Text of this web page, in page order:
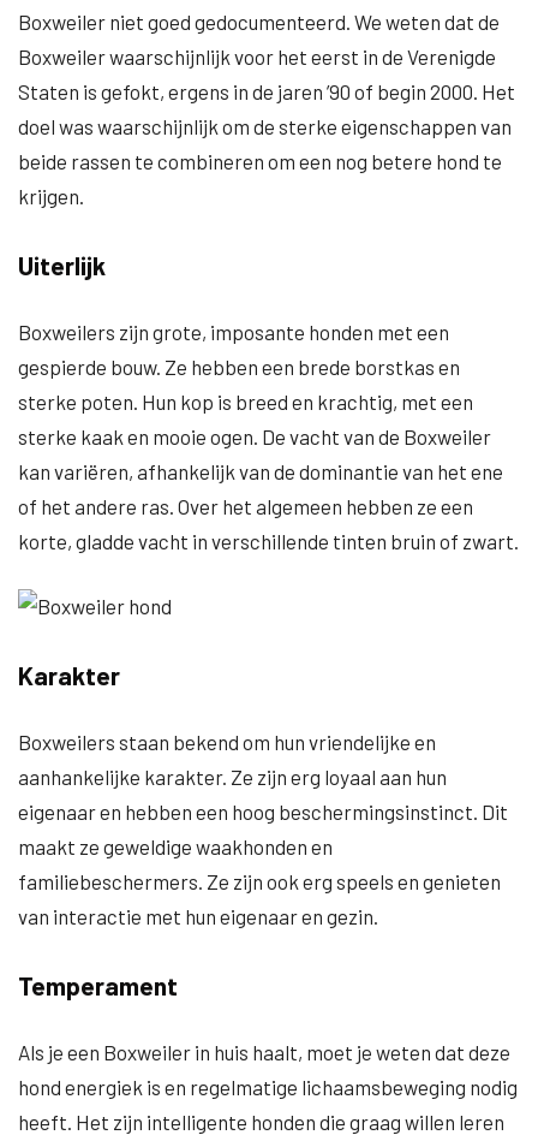
Boxweiler niet goed gedocumenteerd. We weten dat de
Boxweiler waarschijnlijk voor het eerst in de Verenigde
Staten is gefokt, ergens in de jaren ’90 of begin 2000. Het
doel was waarschijnlijk om de sterke eigenschappen van
beide rassen te combineren om een nog betere hond te
krijgen.
Uiterlijk
Boxweilers zijn grote, imposante honden met een
gespierde bouw. Ze hebben een brede borstkas en
sterke poten. Hun kop is breed en krachtig, met een
sterke kaak en mooie ogen. De vacht van de Boxweiler
kan variëren, afhankelijk van de dominantie van het ene
of het andere ras. Over het algemeen hebben ze een
korte, gladde vacht in verschillende tinten bruin of zwart.
Karakter
Boxweilers staan bekend om hun vriendelijke en
aanhankelijke karakter. Ze zijn erg loyaal aan hun
eigenaar en hebben een hoog beschermingsinstinct. Dit
maakt ze geweldige waakhonden en
familiebeschermers. Ze zijn ook erg speels en genieten
van interactie met hun eigenaar en gezin.
Temperament
Als je een Boxweiler in huis haalt, moet je weten dat deze
hond energiek is en regelmatige lichaamsbeweging nodig
heeft. Het zijn intelligente honden die graag willen leren